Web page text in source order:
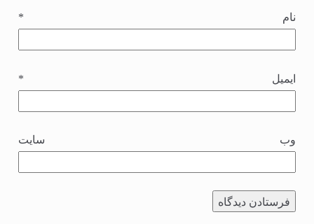
نام *
ایمیل *
وب‌ سایت